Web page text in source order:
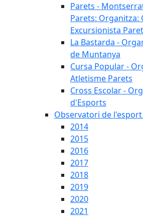
Parets -
Parets: Organitza:
Excursionista
La Bastarda -
de Muntanya
Cursa Popular -
Atletisme Parets
Cross Escolar -
d'Esports
Observatori de
2014
2015
2016
2017
2018
2019
2020
2021